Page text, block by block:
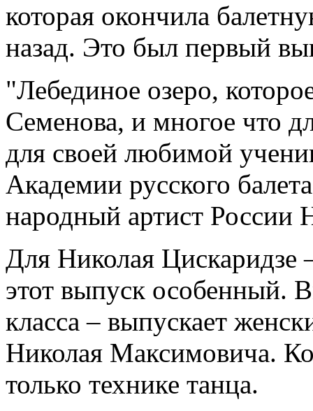
которая окончила
назад. Это был первый
"Лебединое озеро,
Семенова, и многое что
для своей любимой
Академии русского
народный артист России
Для Николая Цискаридзе
этот выпуск особенный.
класса – выпускает
Николая Максимовича.
только технике танца.